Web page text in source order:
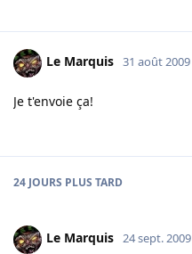
Le Marquis 31 août 2009
Je t'envoie ça!
24 JOURS PLUS TARD
Le Marquis 24 sept. 2009